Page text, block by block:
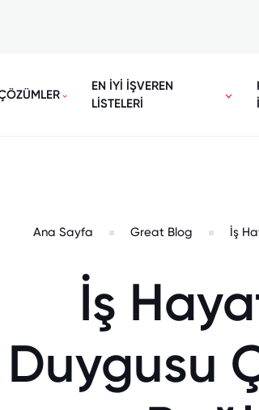
EN İYİ İŞVEREN
LİSTELERİ
Ana Sayfa Great Blog İş
İş
Duygusu